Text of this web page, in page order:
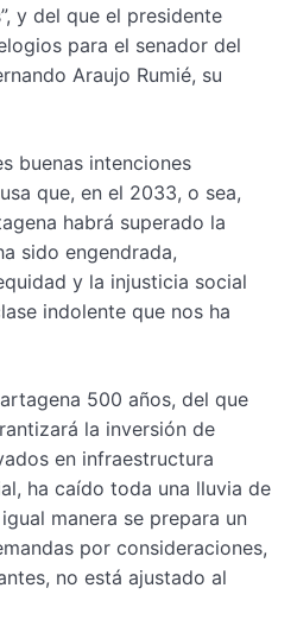
y del que el presidente
para el senador del
Araujo Rumié, su
buenas intenciones
que, en el 2033, o sea,
habrá superado la
sido engendrada,
y la injusticia social
indolente que nos ha
500 años, del que
la inversión de
en infraestructura
ha caído toda una lluvia de
manera se prepara un
por consideraciones,
no está ajustado al